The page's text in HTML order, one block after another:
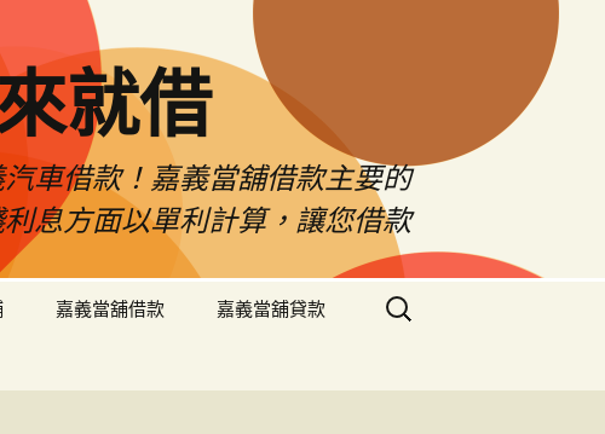
就借
車借款！嘉義當舖借款主要的
息方面以單利計算，讓您借款
嘉義當舖借款 嘉義當舖貸款
搜
尋